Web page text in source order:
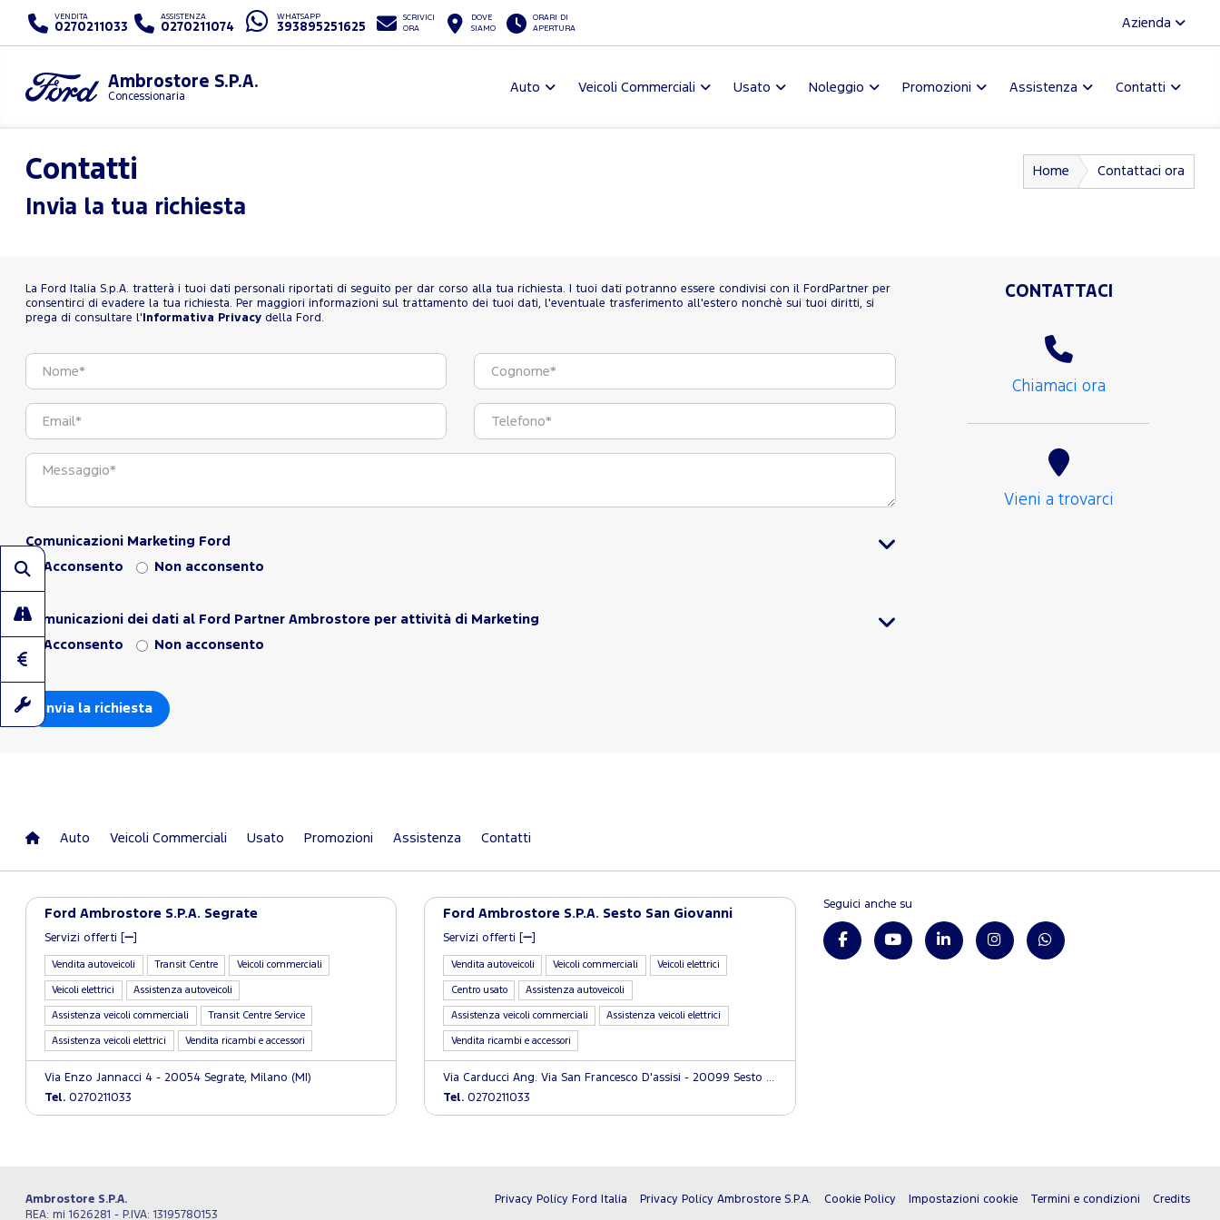
VENDITA
0270211033
ASSISTENZA
0270211074
WHATSAPP
393895251625
SCRIVICI
ORA
DOVE
SIAMO
ORARI DI
APERTURA
Azienda
Ambrostore S.P.A.
Concessionaria
Auto Veicoli Commerciali Usato Noleggio Promozioni Assistenza Contatti
Contatti
Invia la tua richiesta
Home Contattaci ora
La Ford Italia S.p.A. tratterà i tuoi dati personali riportati di seguito per dar corso alla tua richiesta. I tuoi dati potranno essere condivisi con il FordPartner per
consentirci di evadere la tua richiesta. Per maggiori informazioni sul trattamento dei tuoi dati, l'eventuale trasferimento all'estero nonchè sui tuoi diritti, si
prega di consultare l' Informativa Privacy della Ford.
Comunicazioni Marketing Ford
Acconsento Non acconsento
Comunicazioni dei dati al Ford Partner Ambrostore per attività di Marketing
Acconsento Non acconsento
CONTATTACI
Chiamaci ora
Vieni a trovarci
Auto Veicoli Commerciali Usato Promozioni Assistenza Contatti
Ford Ambrostore S.P.A. Segrate
Servizi offerti [
Vendita autoveicoli Transit Centre Veicoli commerciali
Veicoli elettrici Assistenza autoveicoli
Assistenza veicoli commerciali Transit Centre Service
Assistenza veicoli elettrici Vendita ricambi e accessori
Via Enzo Jannacci 4 - 20054 Segrate, Milano (MI)
Tel. 0270211033
Ford Ambrostore S.P.A. Sesto San Giovanni
Servizi offerti [
Vendita autoveicoli Veicoli commerciali Veicoli elettrici
Centro usato Assistenza autoveicoli
Assistenza veicoli commerciali Assistenza veicoli elettrici
Vendita ricambi e accessori
Tel. 0270211033
Seguici anche su
Ambrostore S.P.A.
REA: mi 1626281 - P.IVA: 13195780153
Privacy Policy Ford Italia Privacy Policy Ambrostore S.P.A. Cookie Policy Impostazioni cookie Termini e condizioni Credits